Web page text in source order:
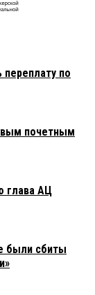
по
почетным
глава АЦ
были сбиты